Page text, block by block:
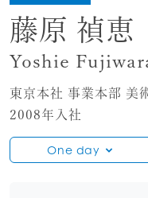
藤原 禎恵
Yoshie
東京本社 事業本部 美
2008年入社
One day